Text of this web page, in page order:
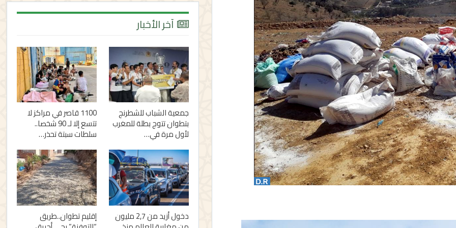
آخر الأخبار
جمعية الشباب للشطرنج
بتطوان تتوج بطلة للمغرب
لأول مرة في…
1100 قاصر في مراكز لا
تتسع إلا لـ 90 شخصا..
سلطات سبتة تحذر…
دخول أزيد من 2,7 مليون إقليم تطوان..طريق